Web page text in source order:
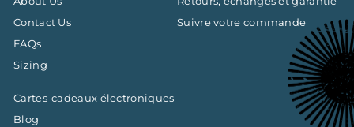
Contact Us
FAQs
Sizing
Suivre votre commande
Cartes-cadeaux électroniques
Blog